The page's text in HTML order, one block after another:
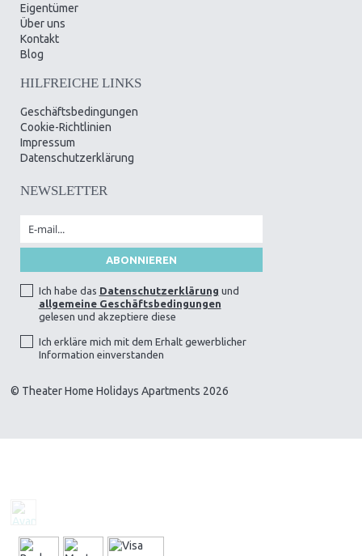
Eigentümer
Über uns
Kontakt
Blog
HILFREICHE LINKS
Geschäftsbedingungen
Cookie-Richtlinien
Impressum
Datenschutzerklärung
NEWSLETTER
Ich habe das Datenschutzerklärung und
allgemeine Geschäftsbedingungen
gelesen und akzeptiere diese
Ich erkläre mich mit dem Erhalt gewerblicher
Information einverstanden
© Theater Home Holidays Apartments 2026